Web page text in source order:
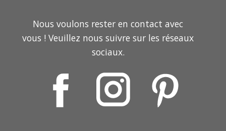
Nous voulons rester en contact avec
vous ! Veuillez nous suivre sur les réseaux
sociaux.